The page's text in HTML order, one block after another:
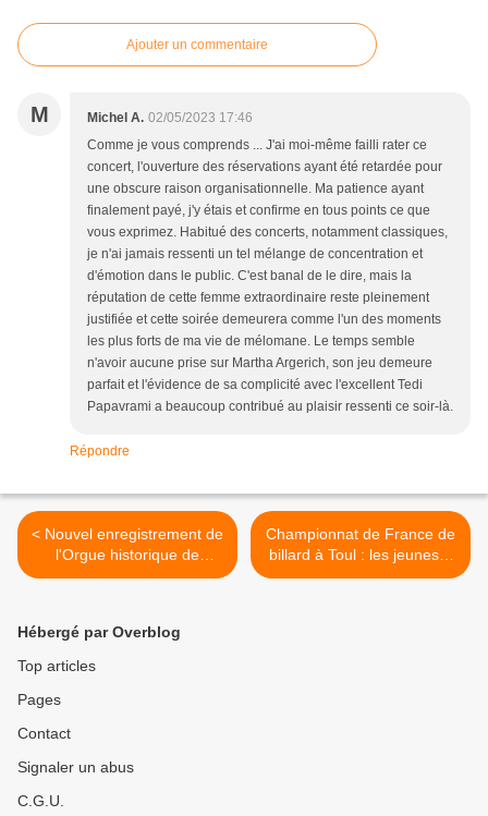
Ajouter un commentaire
M Michel A. 02/05/2023 17:46
Comme je vous comprends ... J'ai moi-même failli rater ce
concert, l'ouverture des réservations ayant été retardée pour
une obscure raison organisationnelle. Ma patience ayant
finalement payé, j'y étais et confirme en tous points ce que
vous exprimez. Habitué des concerts, notamment classiques,
je n'ai jamais ressenti un tel mélange de concentration et
d'émotion dans le public. C'est banal de le dire, mais la
réputation de cette femme extraordinaire reste pleinement
justifiée et cette soirée demeurera comme l'un des moments
les plus forts de ma vie de mélomane. Le temps semble
n'avoir aucune prise sur Martha Argerich, son jeu demeure
parfait et l'évidence de sa complicité avec l'excellent Tedi
Papavrami a beaucoup contribué au plaisir ressenti ce soir-là.
Répondre
< Nouvel enregistrement de
l'Orgue historique de
Vézelise en souscription
Championnat de France de
billard à Toul : les jeunes à
l'honneur >
Hébergé par Overblog
Top articles
Pages
Contact
Signaler un abus
C.G.U.